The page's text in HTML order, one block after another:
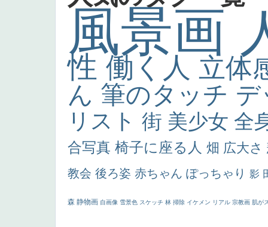
風景画
性 働く人 立体
ん 筆のタッチ
リスト 街 美少女 全
合写真 椅子に座る人 畑 広大さ
教会 後ろ姿 赤ちゃん ぽっちゃり 影
森 静物画 自画像 雪景色 スケッチ 林 掃除 イケメン リアル 宗教画 肌が